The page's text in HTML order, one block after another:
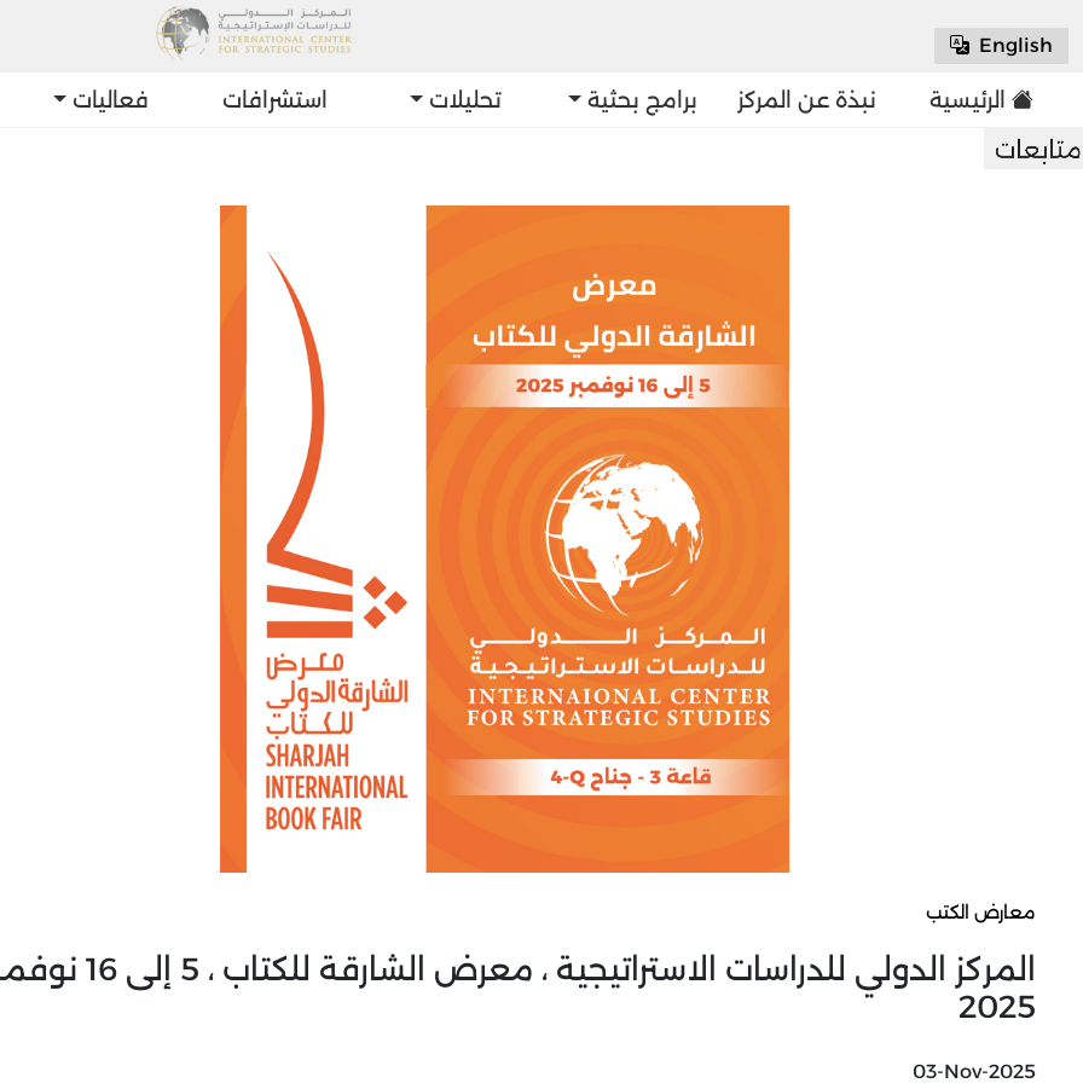
English
الرئيسية نبذة عن المركز برامج بحثية تحليلات استشرافات فعاليات
معارض الكتب
المركز الدولي للدراسات الاستراتيجية ، معرض الشارقة
2025
03-Nov-2025